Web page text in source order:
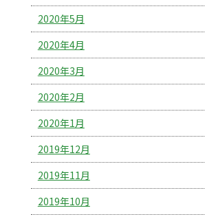
2020年5月
2020年4月
2020年3月
2020年2月
2020年1月
2019年12月
2019年11月
2019年10月